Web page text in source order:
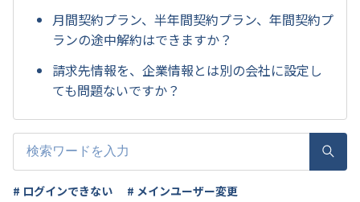
月間契約プラン、半年間契約プラン、年間契約プ
ランの途中解約はできますか？
請求先情報を、企業情報とは別の会社に設定し
ても問題ないですか？
# ログインできない # メインユーザー変更